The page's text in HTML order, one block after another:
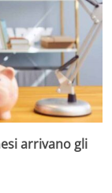
arrivano gli